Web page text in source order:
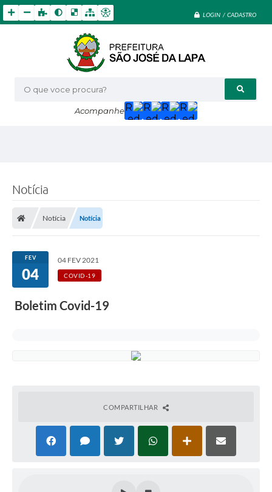
LOGIN / CADASTRO
O que voce procura?
Acompanhe
Notícia
Notícia Notícia
FEV
04
04 FEV 2021
COVID-19
Boletim Covid-19
COMPARTILHAR